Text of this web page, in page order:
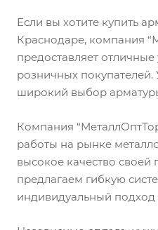
Если вы хотите купить
Краснодаре, компания
предоставляет
розничных покупателей.
широкий выбор
Компания
работы на рынке
высокое качество
предлагаем гибкую
индивидуальный подход